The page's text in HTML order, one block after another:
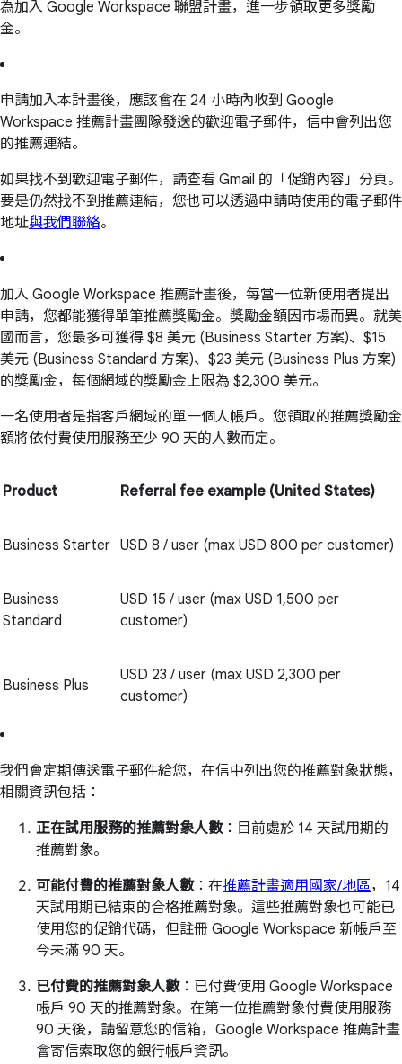
為加入 Google Workspace 聯盟計畫，進一步領取更多獎勵
金。
申請加入本計畫後，應該會在 24 小時內收到 Google
Workspace 推薦計畫團隊發送的歡迎電子郵件，信中會列出您
的推薦連結。
如果找不到歡迎電子郵件，請查看 Gmail 的「促銷內容」分頁。
要是仍然找不到推薦連結，您也可以透過申請時使用的電子郵件
地址與我們聯絡。
加入 Google Workspace 推薦計畫後，每當一位新使用者提出
申請，您都能獲得單筆推薦獎勵金。獎勵金額因市場而異。就美
國而言，您最多可獲得 $8 美元 (Business Starter 方案)、$15
美元 (Business Standard 方案)、$23 美元 (Business Plus 方案)
的獎勵金，每個網域的獎勵金上限為 $2,300 美元。
一名使用者是指客戶網域的單一個人帳戶。您領取的推薦獎勵金
額將依付費使用服務至少 90 天的人數而定。
Product Referral fee example (United States)
Business Starter USD 8 / user (max USD 800 per customer)
Business
Standard
USD 15 / user (max USD 1,500 per
customer)
Business Plus
USD 23 / user (max USD 2,300 per
customer)
我們會定期傳送電子郵件給您，在信中列出您的推薦對象狀態，
相關資訊包括：
正在試用服務的推薦對象人數：目前處於 14 天試用期的
推薦對象。
可能付費的推薦對象人數：在推薦計畫適用國家/地區，14
天試用期已結束的合格推薦對象。這些推薦對象也可能已
使用您的促銷代碼，但註冊 Google Workspace 新帳戶至
今未滿 90 天。
已付費的推薦對象人數：已付費使用 Google Workspace
帳戶 90 天的推薦對象。在第一位推薦對象付費使用服務
90 天後，請留意您的信箱，Google Workspace 推薦計畫
會寄信索取您的銀行帳戶資訊。